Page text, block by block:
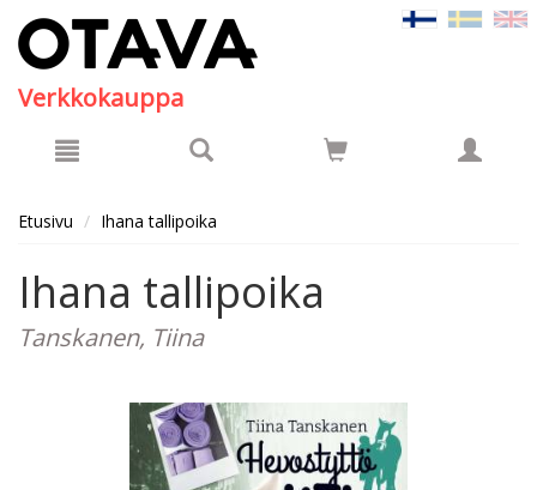
Verkkokauppa
Etusivu Ihana tallipoika
Ihana tallipoika
Tanskanen, Tiina